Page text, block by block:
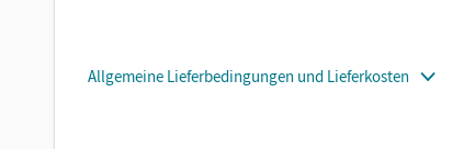
Allgemeine Lieferbedingungen und Lieferkosten